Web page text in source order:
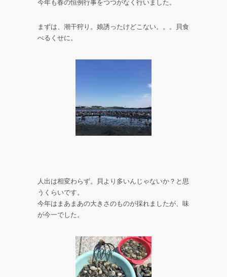
今年も春の恒例行事をつつがなく行いました。
まずは、潮干狩り。娘誘ったけどこない。。。貝食
べるくせに。
人出は相変わらず。貝より多いんじゃないか？と思
うくらいです。
今年はまあまあの大きさのものが採れましたが、味
が今一でした。